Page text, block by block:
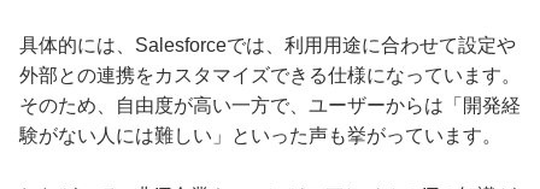
具体的には、Salesforceでは、利用用途に合わせて設定や
外部との連携をカスタマイズできる仕様になっています。
そのため、自由度が高い一方で、ユーザーからは「開発経
験がない人には難しい」といった声も挙がっています。